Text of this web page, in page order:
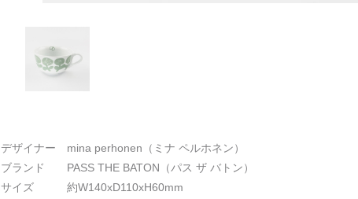
デザイナー mina perhonen（ミナ ペルホネン）
ブランド PASS THE BATON（パス ザ バトン）
サイズ 約W140xD110xH60mm